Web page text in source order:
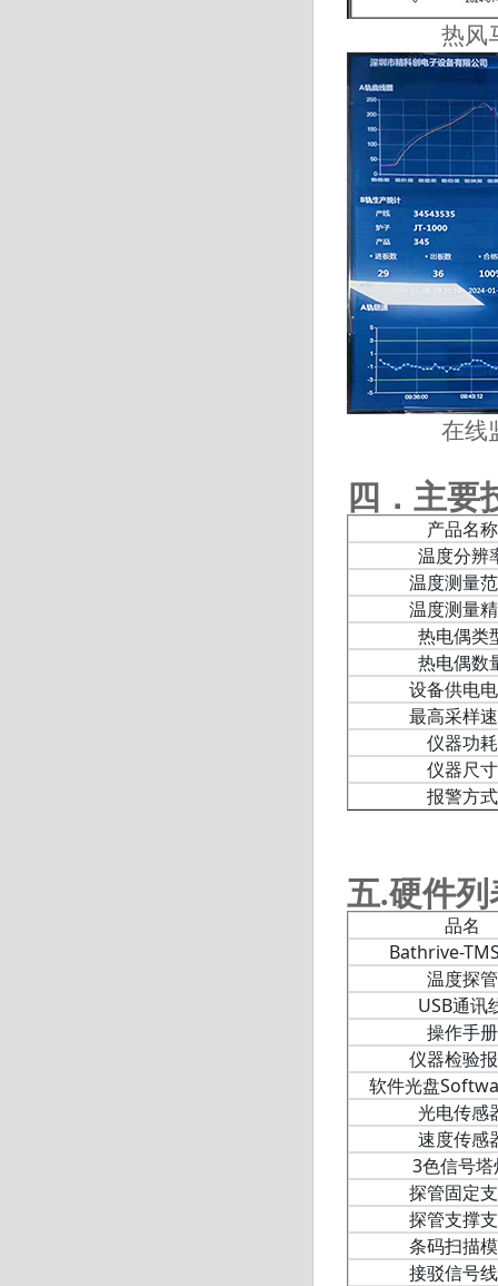
热风马达
在线监控
四．主要
产品名称
温度分辨
温度测量
温度测量
热电偶类
热电偶数
设备供电
最高采样
仪器功耗
仪器尺寸
报警方式
五.硬件列
品名
Bathrive-
温度探管
USB通讯
操作手册
仪器检验
软件光盘
光电传感
速度传感
3色信号塔
探管固定
探管支撑
条码扫描
接驳信号